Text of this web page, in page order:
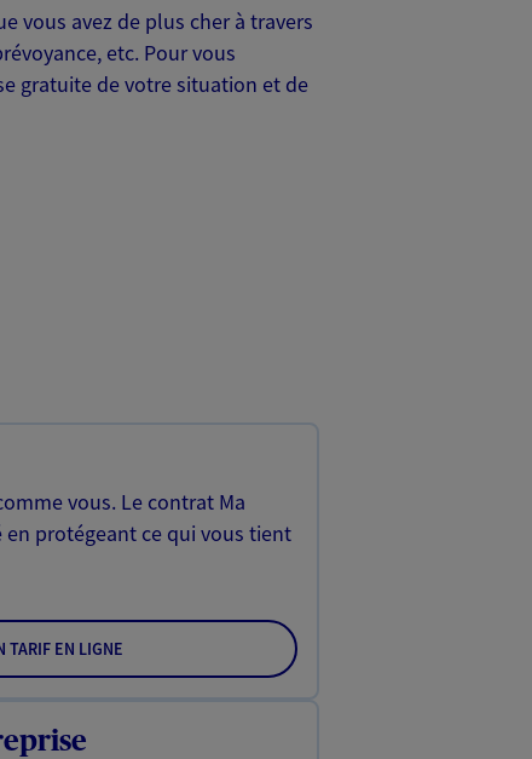
vous avez de plus cher à travers
etc. Pour vous
gratuite de votre situation et de
vous. Le contrat Ma
en protégeant ce qui vous tient
TARIF EN LIGNE